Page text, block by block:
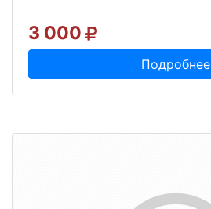
3 000
Подробнее